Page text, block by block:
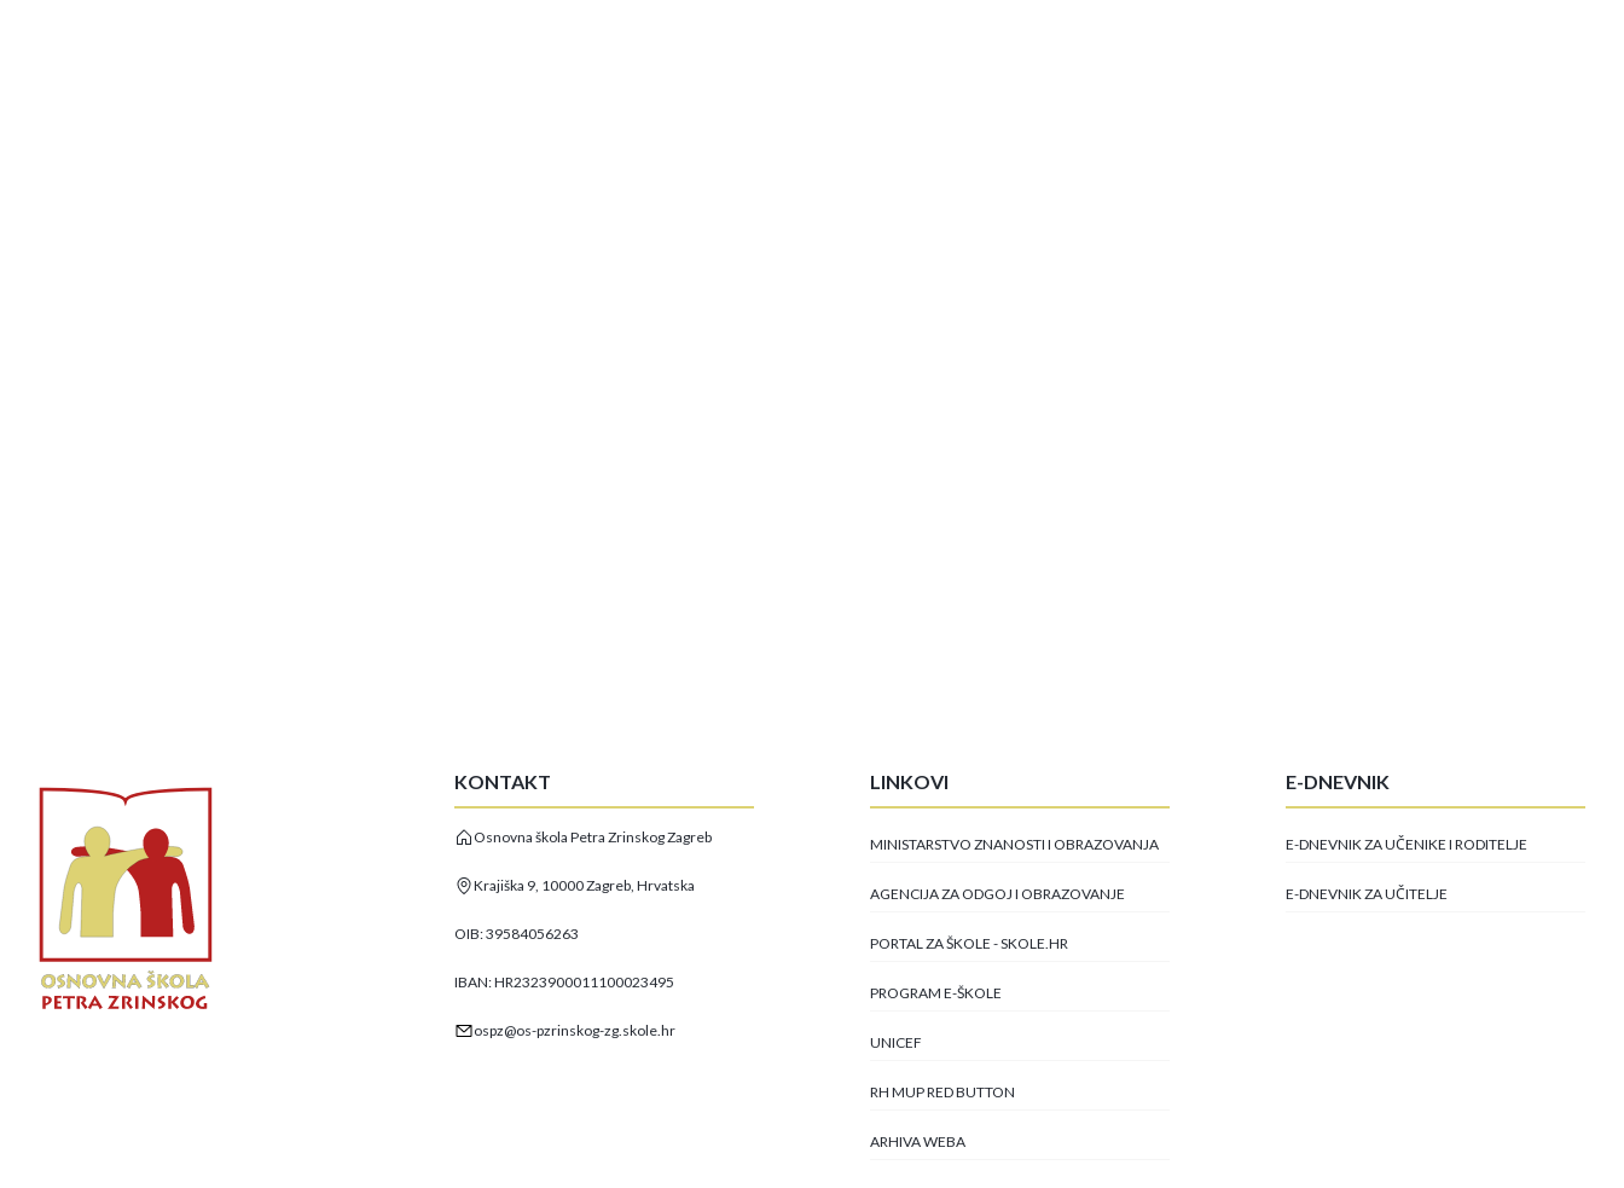
KONTAKT
Osnovna škola Petra Zrinskog Zagreb
Krajiška 9, 10000 Zagreb, Hrvatska
OIB: 39584056263
IBAN: HR2323900011100023495
ospz@os-pzrinskog-zg.skole.hr
LINKOVI
MINISTARSTVO ZNANOSTI I OBRAZOVANJA
AGENCIJA ZA ODGOJ I OBRAZOVANJE
PORTAL ZA ŠKOLE - SKOLE.HR
PROGRAM E-ŠKOLE
UNICEF
RH MUP RED BUTTON
ARHIVA WEBA
E-DNEVNIK
E-DNEVNIK ZA UČENIKE I RODITELJE
E-DNEVNIK ZA UČITELJE